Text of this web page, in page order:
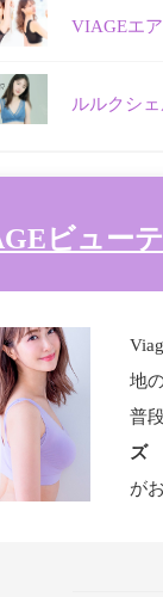
VIAGEエ
ルルクシ
ビュー
地
普
ズ
が